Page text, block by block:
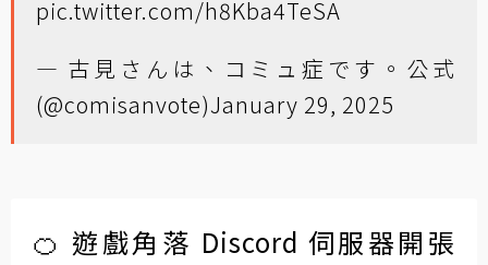
pic.twitter.com/h8Kba4TeSA
— 古見さんは、コミュ症です。公式
(@comisanvote)January 29, 2025
🍊 遊戲角落 Discord 伺服器開張